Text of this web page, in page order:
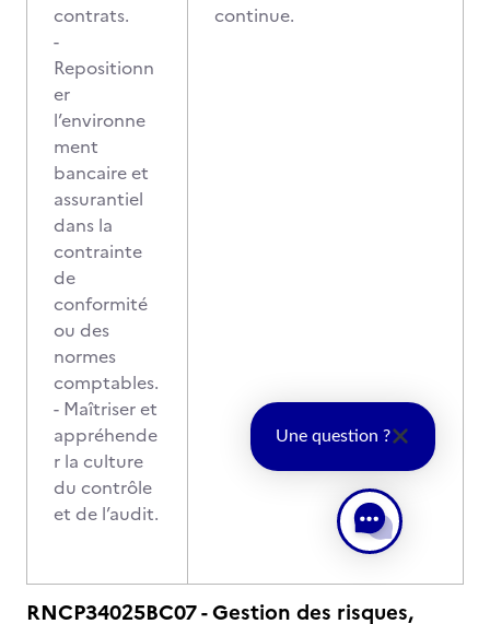
contrats.
-
Repositionn
er
l’environne
ment
bancaire et
assurantiel
dans la
contrainte
de
conformité
ou des
normes
comptables.
- Maîtriser et
appréhende
r la culture
du contrôle
et de l’audit.
continue.
RNCP34025BC07 - Gestion des risques,
Une question ?